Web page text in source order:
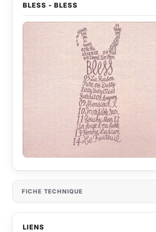
BLESS - BLESS
FICHE TECHNIQUE
LIENS